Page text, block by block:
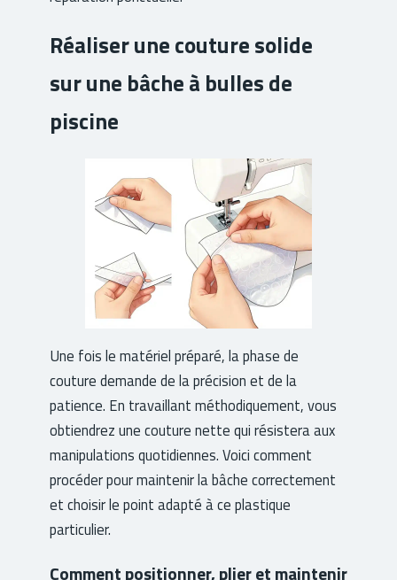
Réaliser une couture solide
sur une bâche à bulles de
piscine
Une fois le matériel préparé, la phase de
couture demande de la précision et de la
patience. En travaillant méthodiquement, vous
obtiendrez une couture nette qui résistera aux
manipulations quotidiennes. Voici comment
procéder pour maintenir la bâche correctement
et choisir le point adapté à ce plastique
particulier.
Comment positionner, plier et maintenir